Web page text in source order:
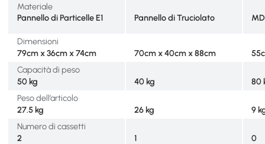
Materiale
Pannello di Particelle E1
Pannello di Truciolato
Dimensioni
79cm x 36cm x 74cm
70cm x 40cm x 88cm
Capacità di peso
50 kg
40 kg
80
Peso dell’articolo
27.5 kg
26 kg
9
Numero di cassetti
2
1
0